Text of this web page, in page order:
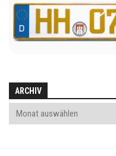
ARCHIV